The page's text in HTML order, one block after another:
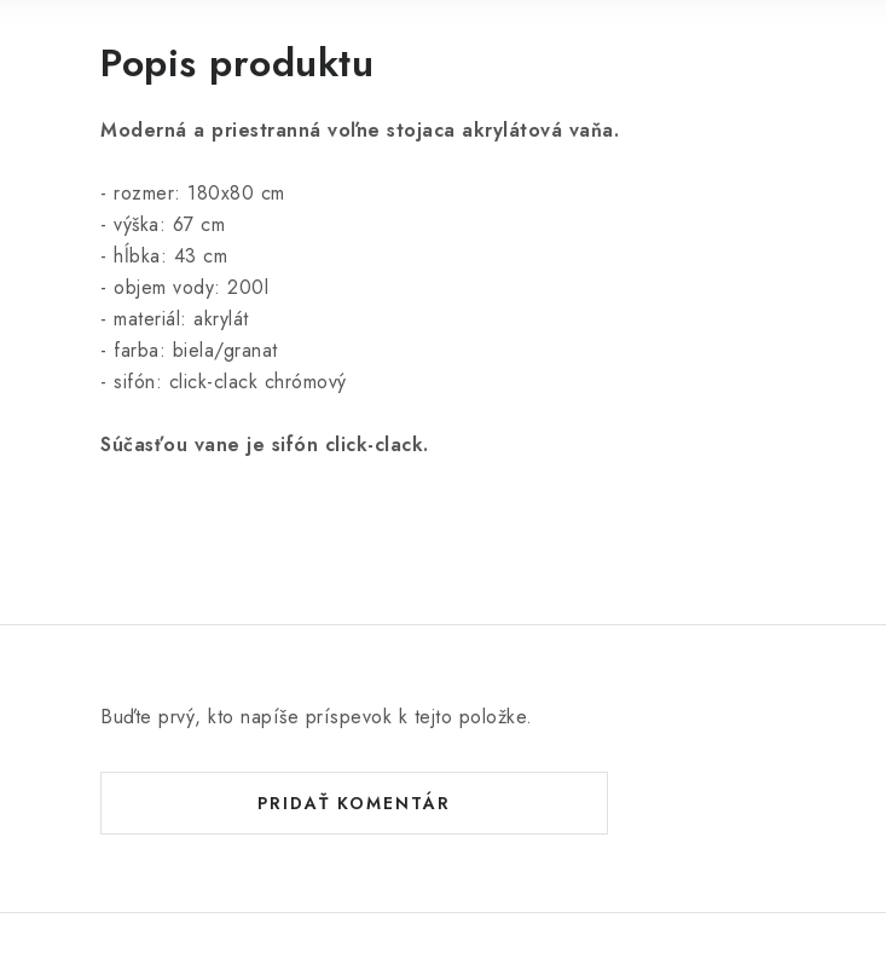
Popis produktu
Moderná a priestranná voľne stojaca akrylátová vaňa.
- rozmer: 180x80 cm
- výška: 67 cm
- hĺbka: 43 cm
- objem vody: 200l
- materiál: akrylát
- farba: biela/granat
- sifón: click-clack chrómový
Súčasťou vane je sifón click-clack.
Buďte prvý, kto napíše príspevok k tejto položke.
PRIDAŤ KOMENTÁR